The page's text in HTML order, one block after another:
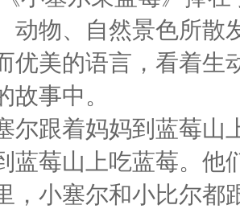
动物、自然景色所散
优美的语言，看着生
故事中。
跟着妈妈到蓝莓山
蓝莓山上吃蓝莓。他
，小塞尔和小比尔